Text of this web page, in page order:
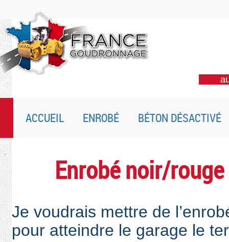
ACCUEIL ENROBÉ BÉTON DÉSACTIVÉ
Enrobé noir/
Je voudrais mettre de
pour atteindre le garage le